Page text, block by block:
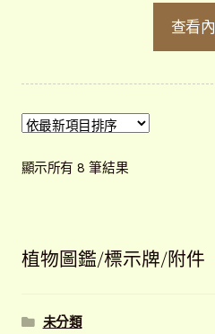
查看
顯示所有 8 筆結果依
目
排
植物圖鑑/標示牌/附件
未分類